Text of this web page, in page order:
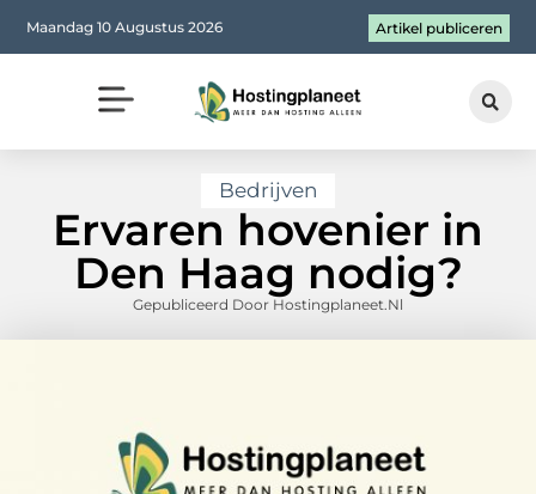
Maandag 10 Augustus 2026 Artikel publiceren
Bedrijven
Ervaren hovenier in
Den Haag nodig?
Gepubliceerd Door Hostingplaneet.nl